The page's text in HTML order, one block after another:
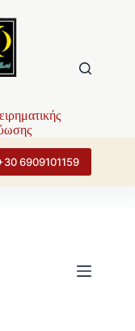
6909101159